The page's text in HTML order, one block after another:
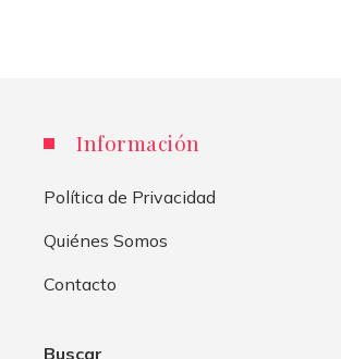
Información
Política de Privacidad
Quiénes Somos
Contacto
Buscar